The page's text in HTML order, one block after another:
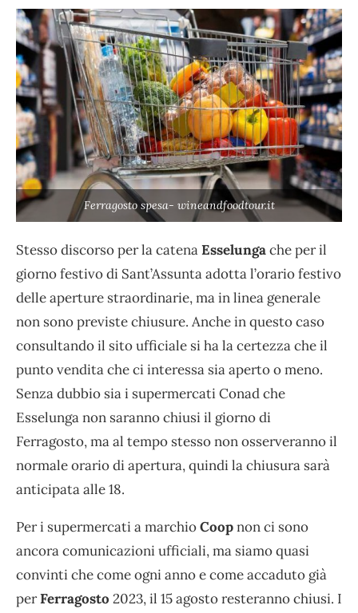
Ferragosto spesa- wineandfoodtour.it
Stesso discorso per la catenaEsselungache per il
giorno festivo di Sant’Assunta adotta l’orario festivo
delle aperture straordinarie, ma in linea generale
non sono previste chiusure. Anche in questo caso
consultando il sito ufficiale si ha la certezza che il
punto vendita che ci interessa sia aperto o meno.
Senza dubbio sia i supermercati Conad che
Esselunga non saranno chiusi il giorno di
Ferragosto, ma al tempo stesso non osserveranno il
normale orario di apertura, quindi la chiusura sarà
anticipata alle 18.
Per i supermercati a marchioCoopnon ci sono
ancora comunicazioni ufficiali, ma siamo quasi
convinti che come ogni anno e come accaduto già
perFerragosto 2023, il 15 agosto resteranno chiusi. I